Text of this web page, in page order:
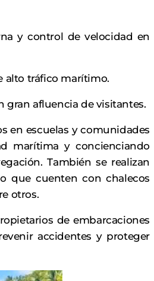
y control de velocidad en
alto tráfico marítimo.
gran afluencia de visitantes.
en escuelas y comunidades
marítima y concienciando
También se realizan
que cuenten con chalecos
otros.
de embarcaciones
accidentes y proteger